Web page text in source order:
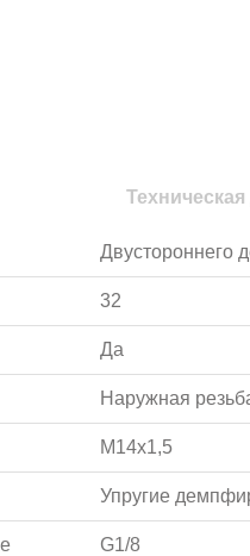
Двустороннего
32
Да
Наружная
M14x1,5
Упругие
G1/8